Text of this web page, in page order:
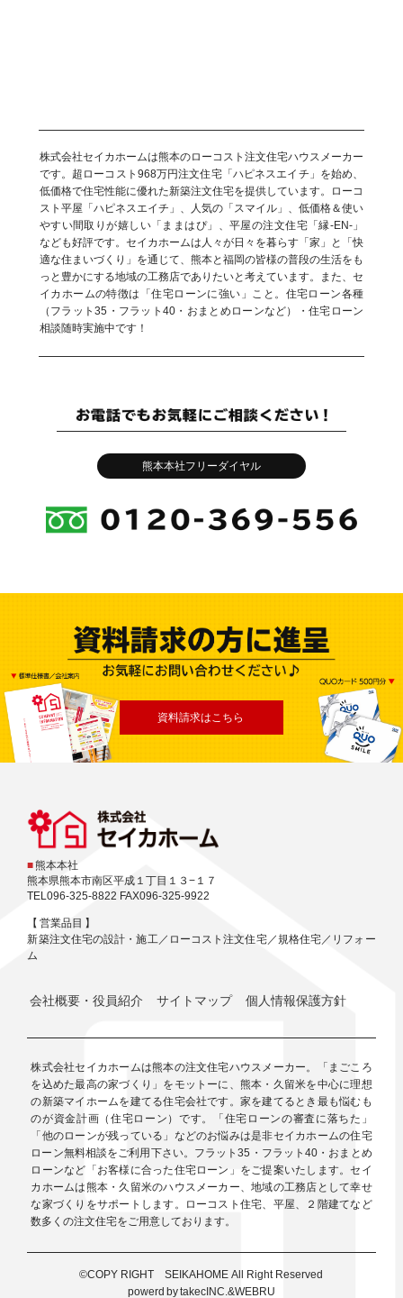
株式会社セイカホームは熊本のローコスト注文住宅ハウスメーカー
です。超ローコスト968万円注文住宅「ハピネスエイチ」を始め、
低価格で住宅性能に優れた新築注文住宅を提供しています。ローコ
スト平屋「ハピネスエイチ」、人気の「スマイル」、低価格＆使い
やすい間取りが嬉しい「ままはぴ」、平屋の注文住宅「縁-EN-」
なども好評です。セイカホームは人々が日々を暮らす「家」と「快
適な住まいづくり」を通じて、熊本と福岡の皆様の普段の生活をも
っと豊かにする地域の工務店でありたいと考えています。また、セ
イカホームの特徴は「住宅ローンに強い」こと。住宅ローン各種
（フラット35・フラット40・おまとめローンなど）・住宅ローン
相談随時実施中です！
熊本本社フリーダイヤル
資料請求はこちら
■熊本本社
熊本県熊本市南区平成１丁目１３−１７
TEL096-325-8822 FAX096-325-9922
【 営業品目 】
新築注文住宅の設計・施工／ローコスト注文住宅／規格住宅／リフォー
ム
会社概要・役員紹介 サイトマップ 個人情報保護方針
株式会社セイカホームは熊本の注文住宅ハウスメーカー。「まごころ
を込めた最高の家づくり」をモットーに、熊本・久留米を中心に理想
の新築マイホームを建てる住宅会社です。家を建てるとき最も悩むも
のが資金計画（住宅ローン）です。「住宅ローンの審査に落ちた」
「他のローンが残っている」などのお悩みは是非セイカホームの住宅
ローン無料相談をご利用下さい。フラット35・フラット40・おまとめ
ローンなど「お客様に合った住宅ローン」をご提案いたします。セイ
カホームは熊本・久留米のハウスメーカー、地域の工務店として幸せ
な家づくりをサポートします。ローコスト住宅、平屋、２階建てなど
数多くの注文住宅をご用意しております。
©COPY RIGHT SEIKAHOME All Right Reserved
powerd by takecINC.&WEBRU